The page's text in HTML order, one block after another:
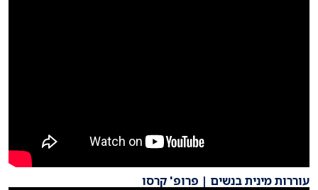
עוררות מינית בנשים | פרופ' קרסו